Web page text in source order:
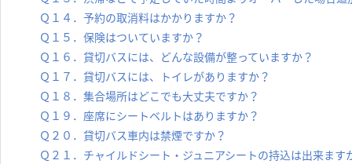
Ｑ１４．予約の取消料はかかりますか？
Ｑ１５．保険はついていますか？
Ｑ１６．貸切バスには、どんな設備が整っていますか？
Ｑ１７．貸切バスには、トイレがありますか？
Ｑ１８．集合場所はどこでも大丈夫ですか？
Ｑ１９．座席にシートベルトはありますか？
Ｑ２０．貸切バス車内は禁煙ですか？
Ｑ２１．チャイルドシート・ジュニアシートの持込は出来ます